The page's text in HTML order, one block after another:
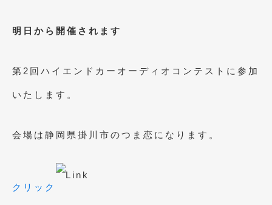
明日から開催されます
第2回ハイエンドカーオーディオコンテストに参加
いたします。
会場は静岡県掛川市のつま恋になります。
クリック